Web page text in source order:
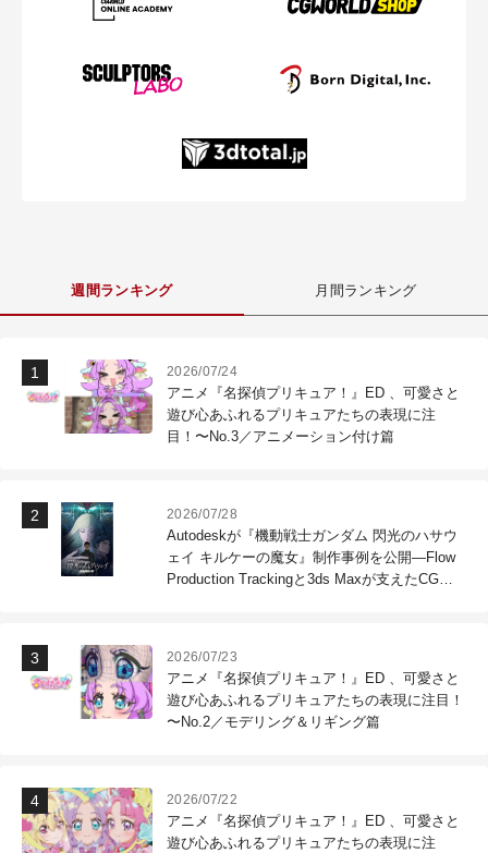
週間ランキング 月間ランキング
2026/07/24
アニメ『名探偵プリキュア！』ED 、可愛さと
遊び心あふれるプリキュアたちの表現に注
目！〜No.3／アニメーション付け篇
2026/07/28
Autodeskが『機動戦士ガンダム 閃光のハサウ
ェイ キルケーの魔女』制作事例を公開―Flow
Production Trackingと3ds Maxが支えたCG制
2026/07/23
アニメ『名探偵プリキュア！』ED 、可愛さと
遊び心あふれるプリキュアたちの表現に注目！
〜No.2／モデリング＆リギング篇
2026/07/22
アニメ『名探偵プリキュア！』ED 、可愛さと
遊び心あふれるプリキュアたちの表現に注